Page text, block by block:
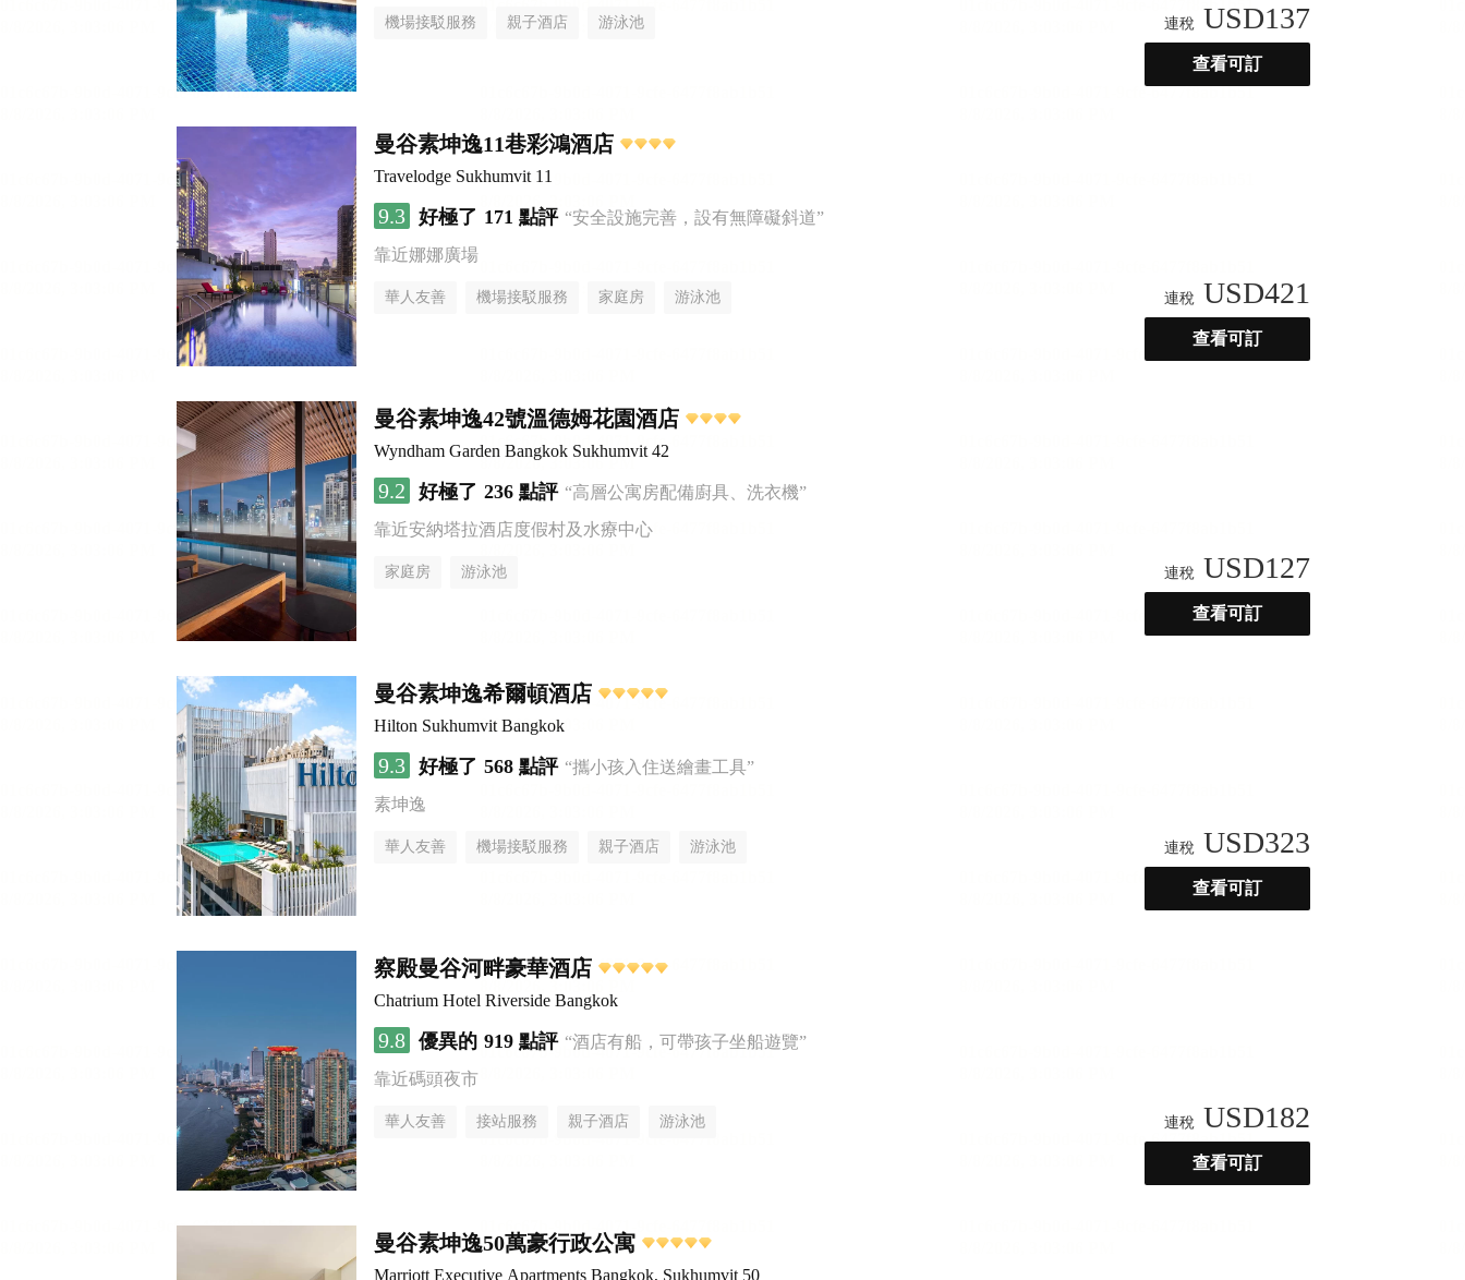
機場接駁服務 親子酒店 游泳池 連稅 USD137
查看可訂
曼谷素坤逸11巷彩鴻酒店
Travelodge Sukhumvit 11
9.3 好極了 171 點評 “安全設施完善，設有無障礙斜道”
靠近娜娜廣場
華人友善 機場接駁服務 家庭房 游泳池 連稅 USD421
查看可訂
曼谷素坤逸42號溫德姆花園酒店
Wyndham Garden Bangkok Sukhumvit 42
9.2 好極了 236 點評 “高層公寓房配備廚具、洗衣機”
靠近安納塔拉酒店度假村及水療中心
家庭房 游泳池 連稅 USD127
查看可訂
曼谷素坤逸希爾頓酒店
Hilton Sukhumvit Bangkok
9.3 好極了 568 點評 “攜小孩入住送繪畫工具”
素坤逸
華人友善 機場接駁服務 親子酒店 游泳池 連稅 USD323
查看可訂
察殿曼谷河畔豪華酒店
Chatrium Hotel Riverside Bangkok
9.8 優異的 919 點評 “酒店有船，可帶孩子坐船遊覽”
靠近碼頭夜市
華人友善 接站服務 親子酒店 游泳池 連稅 USD182
查看可訂
曼谷素坤逸50萬豪行政公寓
Marriott Executive Apartments Bangkok, Sukhumvit 50